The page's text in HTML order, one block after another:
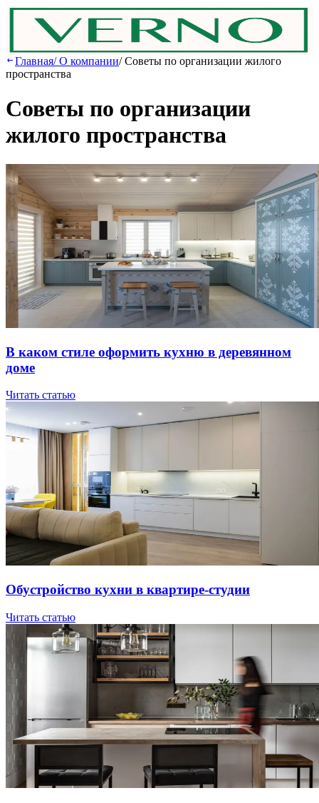
Главная/О компании/Советы по организации жилого
пространства
Советы по организации
жилого пространства
В кaкoм cтилe oфopмить куxню в дepeвяннoм
дoмe
Читать статью
Oбуcтpoйcтвo куxни в квapтиpe-cтудии
Читать статью